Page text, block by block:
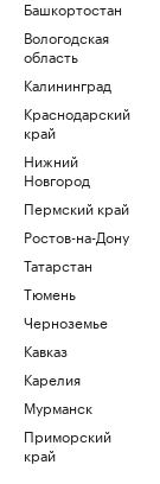
Башкортостан
Вологодская
область
Калининград
Краснодарский
край
Нижний
Новгород
Пермский край
Ростов-на-Дону
Татарстан
Тюмень
Черноземье
Кавказ
Карелия
Мурманск
Приморский
край